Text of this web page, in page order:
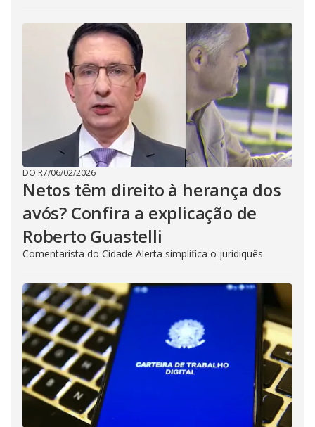
DO R7/06/02/2026
Netos têm direito à herança dos
avós? Confira a explicação de
Roberto Guastelli
Comentarista do Cidade Alerta simplifica o juridiquês